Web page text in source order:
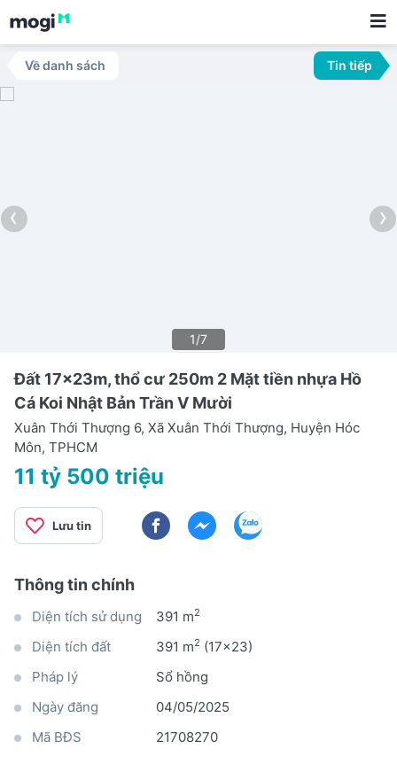
Về danh sách Tin tiếp
‹ ›
1/7
Đất 17x23m, thổ cư 250m 2 Mặt tiền nhựa Hồ
Cá Koi Nhật Bản Trần V Mười
Xuân Thới Thượng 6, Xã Xuân Thới Thượng, Huyện Hóc
Môn, TPHCM
11 tỷ 500 triệu
Lưu tin
Thông tin chính
Diện tích sử dụng 391 m2
Diện tích đất 391 m2 (17x23)
Pháp lý
Sổ hồng
Ngày đăng
04/05/2025
Mã BĐS
21708270